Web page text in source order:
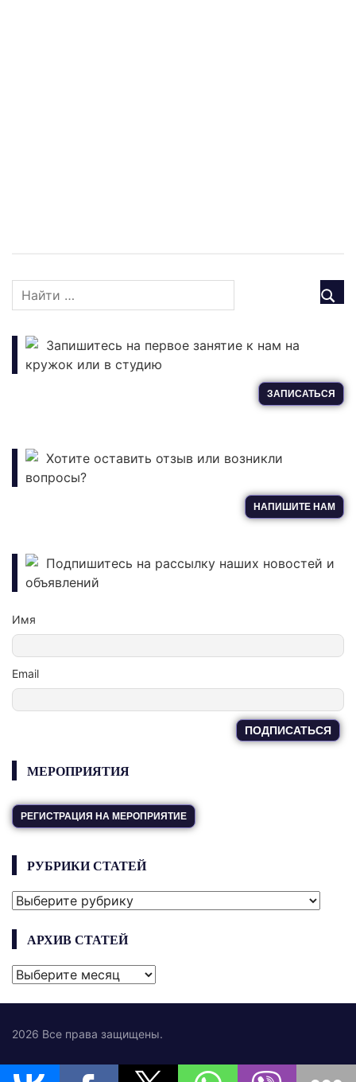
Запишитесь на первое занятие к нам на
кружок или в студию
ЗАПИСАТЬСЯ
Хотите оставить отзыв или возникли
вопросы?
НАПИШИТЕ НАМ
Подпишитесь на рассылку наших новостей и
объявлений
Имя
Email
МЕРОПРИЯТИЯ
РЕГИСТРАЦИЯ НА МЕРОПРИЯТИЕ
РУБРИКИ СТАТЕЙ
РУБРИКИ
АРХИВ СТАТЕЙ
АРХИВ
2026 Все права защищены.